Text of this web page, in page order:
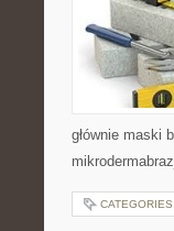
głównie maski
CATEGORIES: